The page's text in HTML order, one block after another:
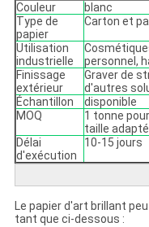
Couleur
blanc
Type de
papier
Carton et
Utilisation
industrielle
personnel,
Finissage
extérieur
Graver de
d'autres
Échantillon
disponible
MOQ
1 tonne
taille
Délai
d'exécution
10-15 jours
Le papier d'art brillant
tant que ci-dessous :